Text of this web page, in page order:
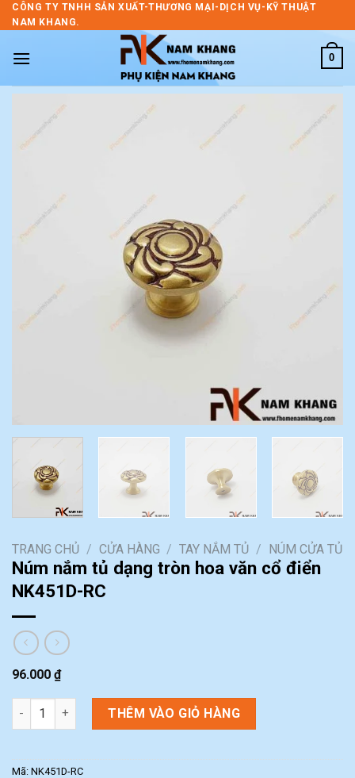
Skip
to
CÔNG TY TNHH SẢN XUẤT-THƯƠNG MẠI-DỊCH VỤ-KỸ THUẬT
NAM KHANG.
0
TRANG CHỦ / CỬA HÀNG / TAY NẮM TỦ / NÚM CỬA TỦ
Núm nắm tủ dạng tròn hoa văn cổ điển
NK451D-RC
96.000 ₫
Núm nắm tủ dạng tròn hoa văn cổ điển NK451D-RC số lượng
THÊM VÀO GIỎ HÀNG
Mã: NK451D-RC